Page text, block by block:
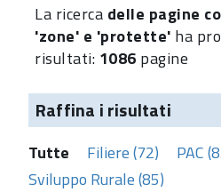
La ricerca delle pagine
'zone' e 'protette' ha
risultati: 1086 pagine
Raffina i risultati
Tutte Filiere (72)
PAC
Sviluppo Rurale (85)